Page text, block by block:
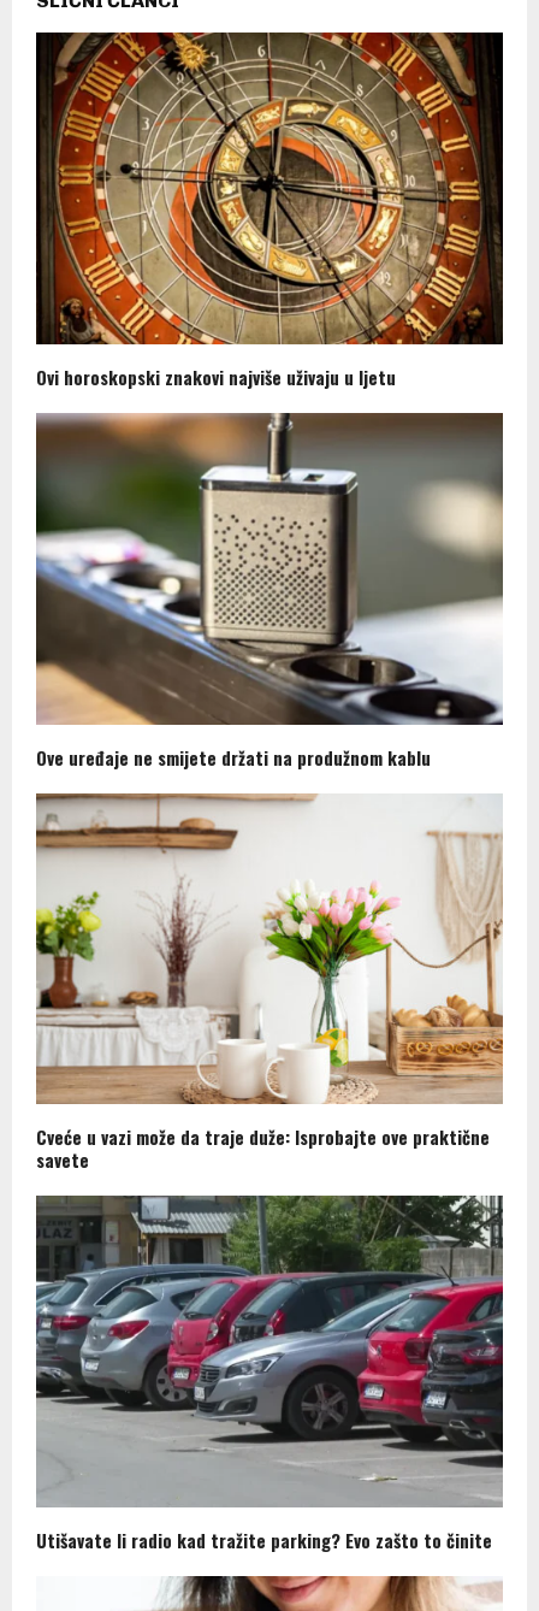
Ovi horoskopski znakovi najviše uživaju u ljetu
Ove uređaje ne smijete držati na produžnom kablu
Cveće u vazi može da traje duže: Isprobajte ove praktične
savete
Utišavate li radio kad tražite parking? Evo zašto to činite